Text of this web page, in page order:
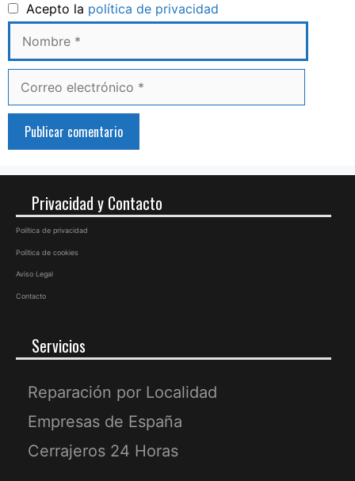
Acepto la política de privacidad
Privacidad y Contacto
Política de privacidad
Política de cookies
Aviso Legal
Contacto
Servicios
Reparación por Localidad
Empresas de España
Cerrajeros 24 Horas